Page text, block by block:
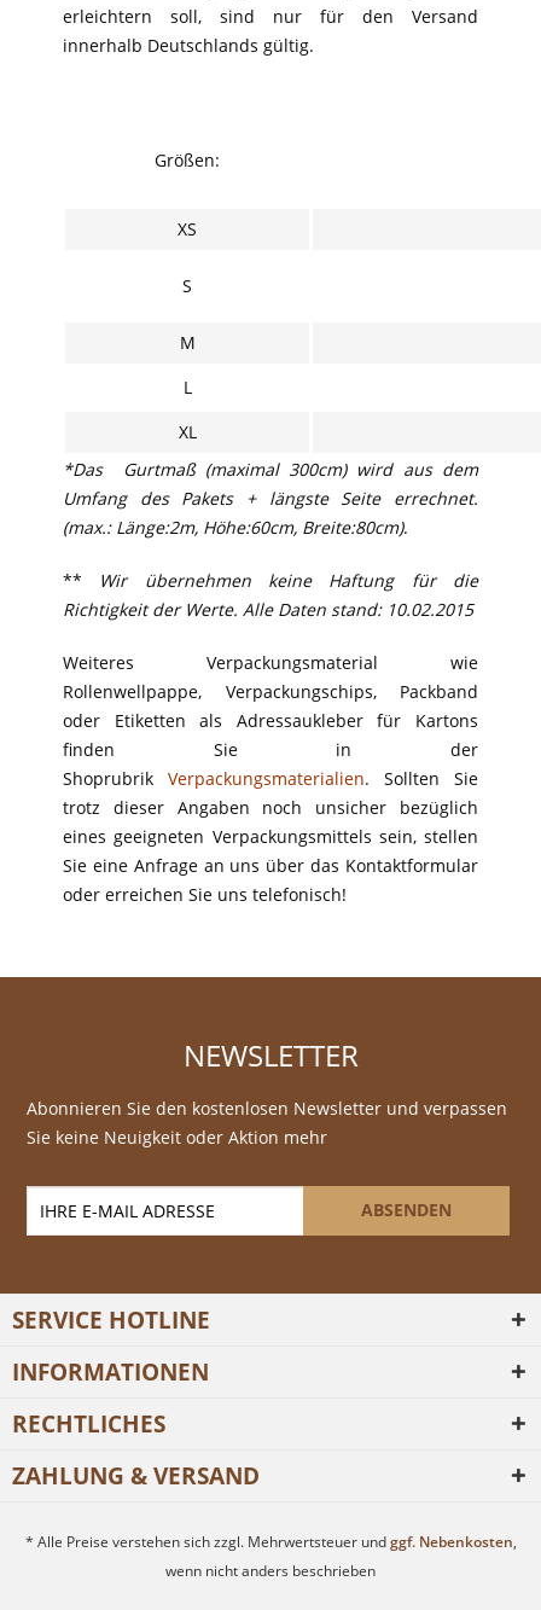
erleichtern soll, sind nur für den Versand
innerhalb Deutschlands gültig.
Größen:
XS
S
M
L
XL
*Das Gurtmaß (maximal 300cm) wird aus dem
Umfang des Pakets + längste Seite errechnet.
(max.: Länge:2m, Höhe:60cm, Breite:80cm).
** Wir übernehmen keine Haftung für die
Richtigkeit der Werte. Alle Daten stand: 10.02.2015
Weiteres Verpackungsmaterial wie
Rollenwellpappe, Verpackungschips, Packband
oder Etiketten als Adressaukleber für Kartons
finden Sie in der
Shoprubrik Verpackungsmaterialien. Sollten Sie
trotz dieser Angaben noch unsicher bezüglich
eines geeigneten Verpackungsmittels sein, stellen
Sie eine Anfrage an uns über das Kontaktformular
oder erreichen Sie uns telefonisch!
NEWSLETTER
Abonnieren Sie den kostenlosen Newsletter und verpassen
Sie keine Neuigkeit oder Aktion mehr
ABSENDEN
SERVICE HOTLINE
INFORMATIONEN
RECHTLICHES
ZAHLUNG & VERSAND
* Alle Preise verstehen sich zzgl. Mehrwertsteuer undggf. Nebenkosten,
wenn nicht anders beschrieben